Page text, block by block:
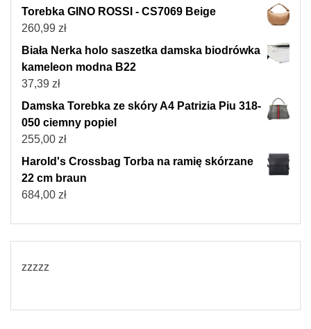
Torebka GINO ROSSI - CS7069 Beige
260,99 zł
Biała Nerka holo saszetka damska biodrówka
kameleon modna B22
37,39 zł
Damska Torebka ze skóry A4 Patrizia Piu 318-
050 ciemny popiel
255,00 zł
Harold's Crossbag Torba na ramię skórzane
22 cm braun
684,00 zł
zzzzz